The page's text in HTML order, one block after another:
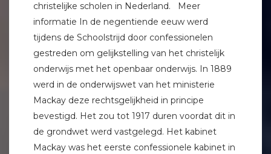
christelijke scholen in Nederland. Meer
informatie In de negentiende eeuw werd
tijdens de Schoolstrijd door confessionelen
gestreden om gelijkstelling van het christelijk
onderwijs met het openbaar onderwijs. In 1889
werd in de onderwijswet van het ministerie
Mackay deze rechtsgelijkheid in principe
bevestigd. Het zou tot 1917 duren voordat dit in
de grondwet werd vastgelegd. Het kabinet
Mackay was het eerste confessionele kabinet in